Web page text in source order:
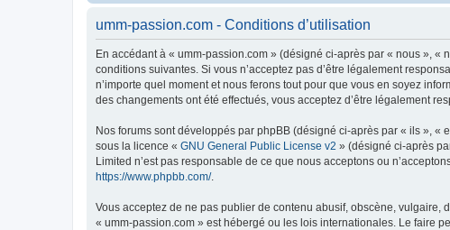
umm-passion.com - Conditions d’utilisation
En accédant à « umm-passion.com » (désigné ci-après par « nous », «
conditions suivantes. Si vous n’acceptez pas d’être légalement
n’importe quel moment et nous ferons tout pour que vous en soyez
des changements ont été effectués, vous acceptez d’être légalement
Nos forums sont développés par phpBB (désigné ci-après par « ils »,
sous la licence « GNU General Public License v2 » (désigné ci-après
Limited n’est pas responsable de ce que nous acceptons ou
https://www.phpbb.com/.
Vous acceptez de ne pas publier de contenu abusif, obscène, vulgaire,
« umm-passion.com » est hébergé ou les lois internationales. Le faire